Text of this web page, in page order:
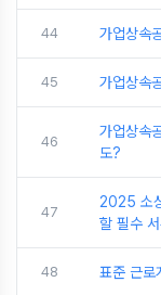
44 가업상속
45 가업상속
46
가업상속
도?
47
2025 소
할 필수
48 표준 근로